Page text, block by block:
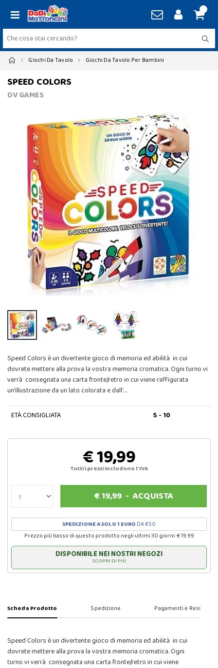
Giochi Da Tavolo Giochi Da Tavolo Per Bambini
SPEED COLORS
DV GAMES
Speed Colors è un divertente gioco di memoria ed abilità in cui
dovrete mettere alla prova la vostra memoria cromatica. Ogni turno vi
verrà consegnata una carta fronte/retro in cui viene raffigurata
un'illustrazione da un lato colorata e dall'…
ETÀ CONSIGLIATA 5 - 10
€ 19,99
Tutti i prezzi includono l'IVA
€19,99- ACQUISTA
SPEDIZIONE A SOLO 1 EURO DA €50
Prezzo più basso di questo prodotto negli ultimi 30 giorni: € 19.99
DISPONIBILE NEI NOSTRI NEGOZI
SCOPRI DI PIÙ
Scheda Prodotto Spedizione Pagamenti e Resi
Speed Colors è un divertente gioco di memoria ed abilità in cui
dovrete mettere alla prova la vostra memoria cromatica. Ogni
turno vi verrà consegnata una carta fronte/retro in cui viene